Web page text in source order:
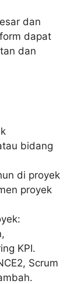
dan
dapat
dan
bidang
di proyek
proyek
KPI.
Scrum